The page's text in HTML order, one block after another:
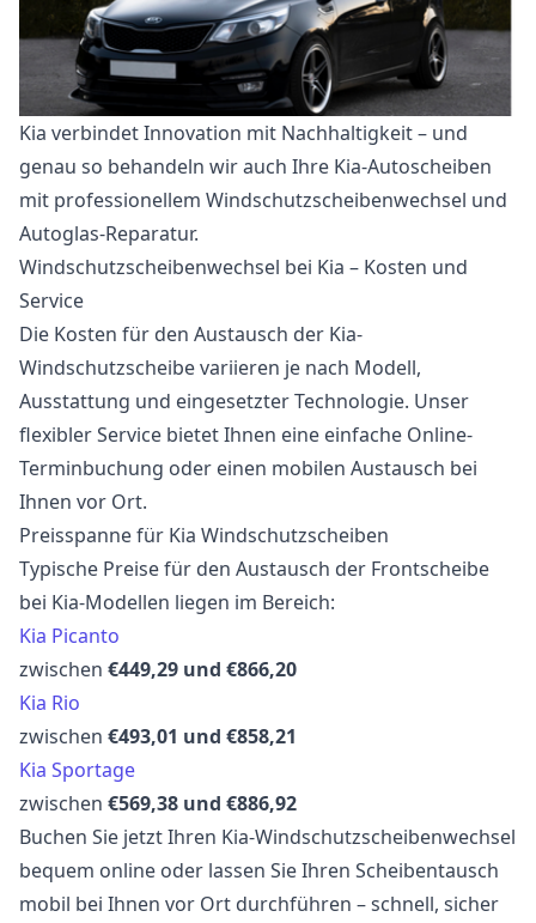
Kia verbindet Innovation mit Nachhaltigkeit – und
genau so behandeln wir auch Ihre Kia-Autoscheiben
mit professionellem Windschutzscheibenwechsel und
Autoglas-Reparatur.
Windschutzscheibenwechsel bei Kia – Kosten und
Service
Die Kosten für den Austausch der Kia-
Windschutzscheibe variieren je nach Modell,
Ausstattung und eingesetzter Technologie. Unser
flexibler Service bietet Ihnen eine einfache Online-
Terminbuchung oder einen mobilen Austausch bei
Ihnen vor Ort.
Preisspanne für Kia Windschutzscheiben
Typische Preise für den Austausch der Frontscheibe
bei Kia-Modellen liegen im Bereich:
Kia Picanto
zwischen €449,29 und €866,20
Kia Rio
zwischen €493,01 und €858,21
Kia Sportage
zwischen €569,38 und €886,92
Buchen Sie jetzt Ihren Kia-Windschutzscheibenwechsel
bequem online oder lassen Sie Ihren Scheibentausch
mobil bei Ihnen vor Ort durchführen – schnell, sicher